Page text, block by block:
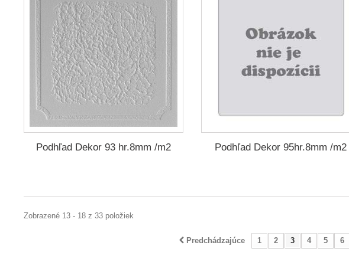
Podhľad Dekor 93 hr.8mm /m2 Podhľad Dekor 95hr.8mm /m2
Predchádzajúce 1 2 3 4 5 6
Zobrazené 13 - 18 z 33 položiek